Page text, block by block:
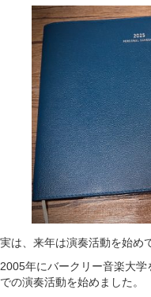
YouTube
Online Lesson
実は、来年は演奏活動を始め
2005年にバークリー音楽大
での演奏活動を始めました。